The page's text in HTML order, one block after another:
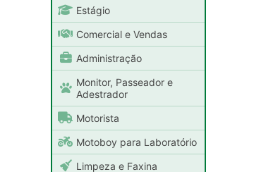
Estágio
Comercial e Vendas
Administração
Monitor, Passeador e
Adestrador
Motorista
Motoboy para Laboratório
Limpeza e Faxina